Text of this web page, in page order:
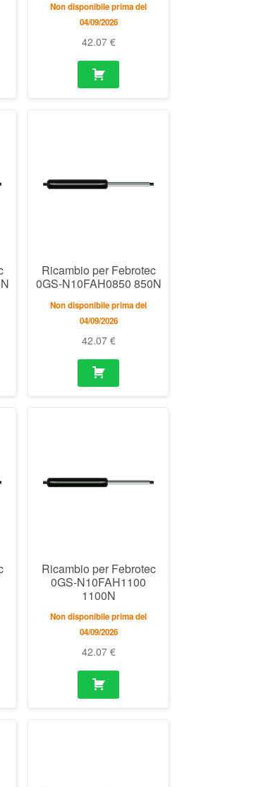
Non disponibile prima del
04/09/2026
42.07 €
Ricambio per Febrotec
0GS-N10FAH0850 850N
Non disponibile prima del
04/09/2026
42.07 €
Ricambio per Febrotec
0GS-N10FAH1100
1100N
Non disponibile prima del
04/09/2026
42.07 €